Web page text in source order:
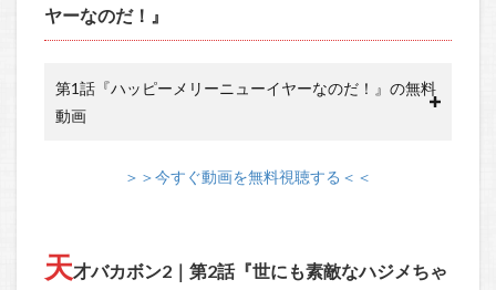
ヤーなのだ！』
第1話『ハッピーメリーニューイヤーなのだ！』の無料
動画
＞＞今すぐ動画を無料視聴する＜＜
天才バカボン2｜第2話『世にも素敵なハジメちゃ